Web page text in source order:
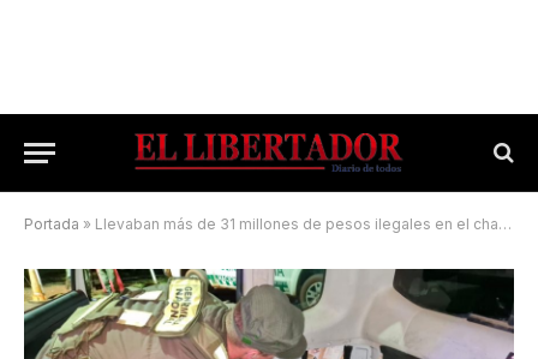
Portada » Llevaban más de 31 millones de pesos ilegales en el chasis de un auto